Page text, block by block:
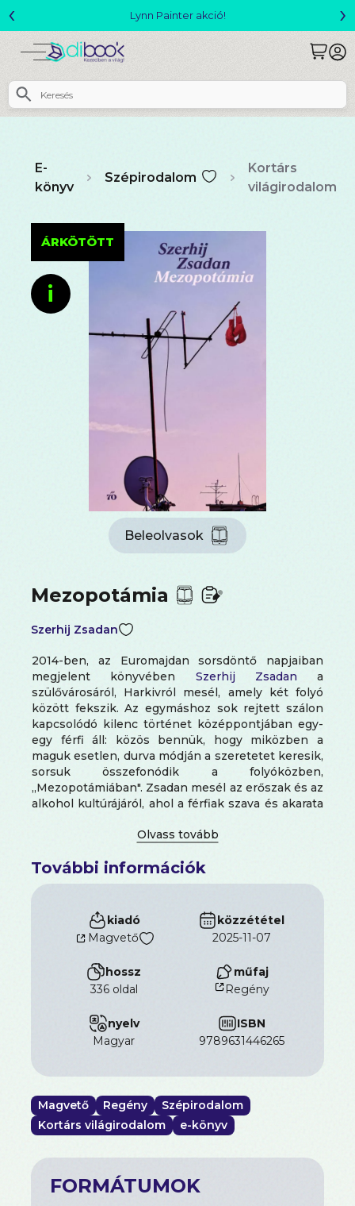
Megjelent! L. J. Shen: Legvadabb álmaimban szeretlek
‹ ›
E-
könyv
Szépirodalom
Kortárs
világirodalom
ÁRKÖTÖTT
i
Beleolvasok
Mezopotámia
Szerhij Zsadan
2014-ben, az Euromajdan sorsdöntő napjaiban
megjelent könyvében Szerhij Zsadan a
szülővárosáról, Harkivról mesél, amely két folyó
között fekszik. Az egymáshoz sok rejtett szálon
kapcsolódó kilenc történet középpontjában egy-
egy férfi áll: közös bennük, hogy miközben a
maguk esetlen, durva módján a szeretetet keresik,
sorsuk összefonódik a folyóközben,
,,Mezopotámiában". Zsadan mesél az erőszak és az
alkohol kultúrájáról, ahol a férfiak szava és akarata
legkülönfélébb hátterű hősei a sorsuk ellen, és
Ukrajna sajátos tablóját. Elbeszéléseit egy harminc
versből álló ciklus árnyalja a kötet végén.
A Mezopotámia temetések és esküvők,
kocsmázások és a nyers testiség lírai, groteszk,
humoros és megrázó gyűjteménye, a modern
Babilon krónikája, a posztszovjet Ukrajna
elveszett nemzedékének portréja.
További információk
kiadó
Magvető
közzététel
2025-11-07
hossz
336 oldal
műfaj
Regény
nyelv
magyar
ISBN
9789631446265
Magvető Regény
Szépirodalom
Kortárs világirodalom
e-könyv
FORMÁTUMOK